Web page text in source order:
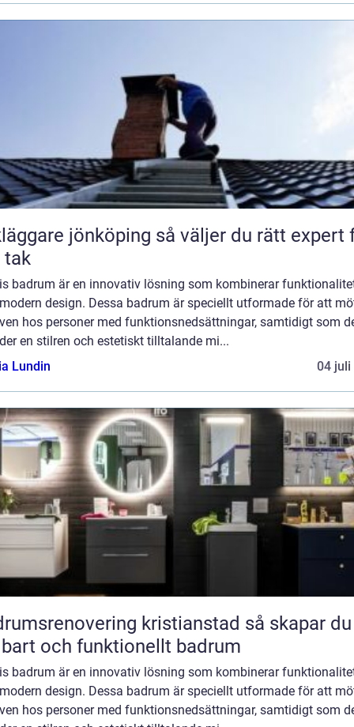
jönköping så väljer du rätt expert för
badrum är en innovativ lösning som kombinerar
design. Dessa badrum är speciellt utformade för att
hos personer med funktionsnedsättningar, samtidigt som
en stilren och estetiskt tilltalande mi...
Lundin
04 juli
kristianstad så skapar du ett
och funktionellt badrum
badrum är en innovativ lösning som kombinerar
design. Dessa badrum är speciellt utformade för att
hos personer med funktionsnedsättningar, samtidigt som